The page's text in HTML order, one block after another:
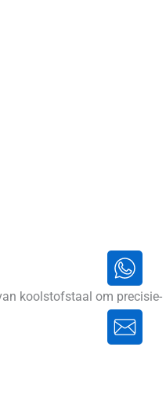
koolstofstaal om precisie-